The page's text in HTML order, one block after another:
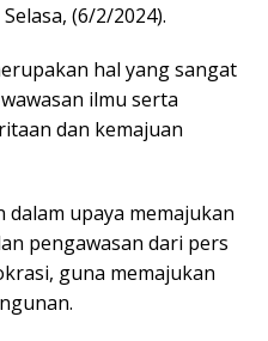
(6/2/2024).
hal yang sangat
ilmu serta
dan kemajuan
dalam upaya memajukan
pengawasan dari pers
guna memajukan